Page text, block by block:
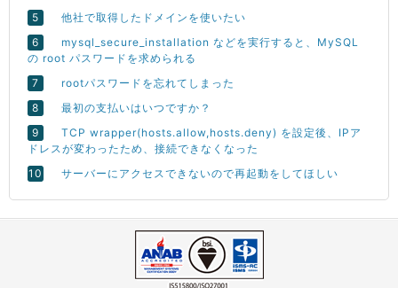
他社で取得したドメインを使いたい
mysql_secure_installation などを実行すると、MySQL
の root パスワードを求められる
rootパスワードを忘れてしまった
最初の支払いはいつですか？
TCP wrapper(hosts.allow,hosts.deny) を設定後、IPア
ドレスが変わったため、接続できなくなった
サーバーにアクセスできないので再起動をしてほしい